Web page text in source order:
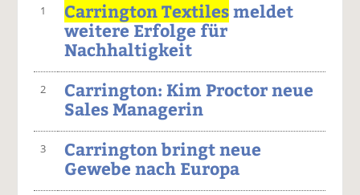
1 Carrington Textilesmeldet
weitere Erfolge für
Nachhaltigkeit
2
Carrington: Kim Proctor neue
Sales Managerin
3
Carrington bringt neue
Gewebe nach Europa